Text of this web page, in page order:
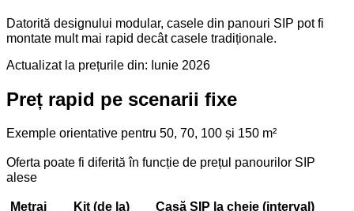
Datorită designului modular, casele din panouri SIP pot fi
montate mult mai rapid decât casele tradiționale.
Actualizat la prețurile din: Iunie 2026
Preț rapid pe scenarii fixe
Exemple orientative pentru 50, 70, 100 și 150 m²
Oferta poate fi diferită în funcție de prețul panourilor SIP
alese
Metraj Kit (de la)
Casă SIP la cheie (interval)